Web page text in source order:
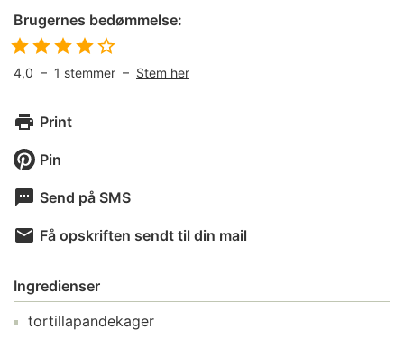
Brugernes bedømmelse:
4,0 – 1 stemmer – Stem her
Print
Pin
Send på SMS
Få opskriften sendt til din mail
Ingredienser
tortillapandekager